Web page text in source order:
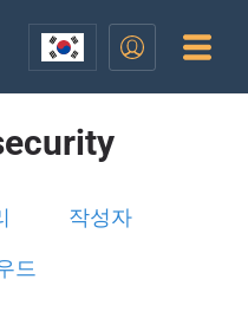
작성자
드